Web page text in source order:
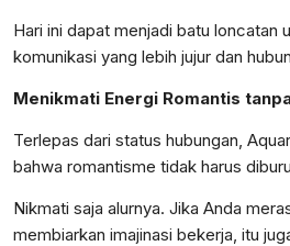
Hari ini dapat menjadi batu loncatan
komunikasi yang lebih jujur dan
Menikmati Energi Romantis
Terlepas dari status hubungan,
bahwa romantisme tidak harus
Nikmati saja alurnya. Jika Anda
membiarkan imajinasi bekerja, itu